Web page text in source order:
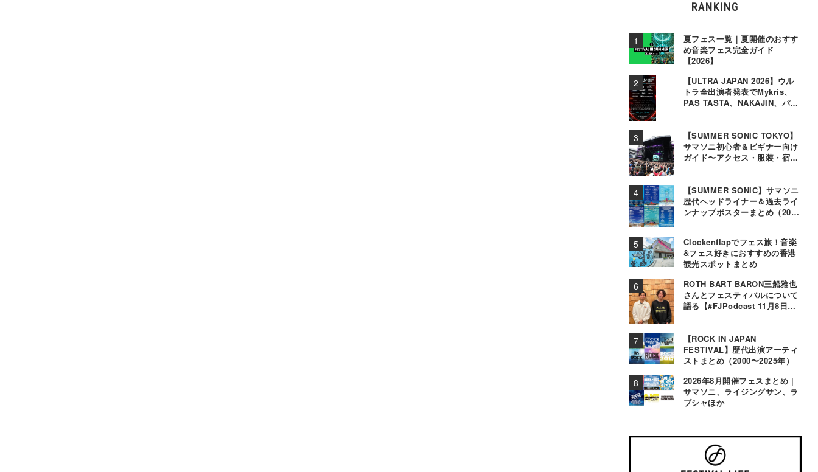
RANKING
夏フェス一覧｜夏開催のおすす
め音楽フェス完全ガイド
【2026】
【ULTRA JAPAN 2026】ウル
トラ全出演者発表でMykris、
PAS TASTA、NAKAJIN、パソ
【SUMMER SONIC TOKYO】
サマソニ初心者＆ビギナー向け
ガイド〜アクセス・服装・宿泊
【SUMMER SONIC】サマソニ
歴代ヘッドライナー＆過去ライ
ンナップポスターまとめ（2000
Clockenflapでフェス旅！音楽
&フェス好きにおすすめの香港
観光スポットまとめ
ROTH BART BARON三船雅也
さんとフェスティバルについて
語る【#FJPodcast 11月8日配
【ROCK IN JAPAN
FESTIVAL】歴代出演アーティ
ストまとめ（2000〜2025年）
2026年8月開催フェスまとめ |
サマソニ、ライジングサン、ラ
ブシャほか